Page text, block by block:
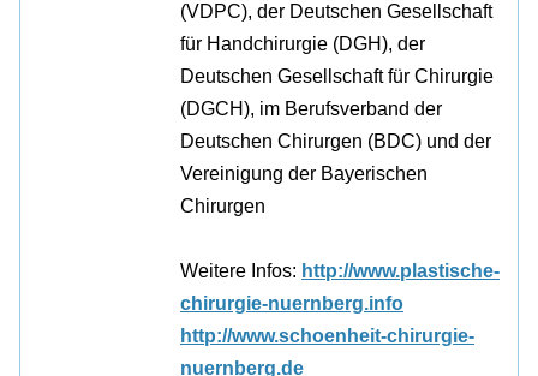
(VDPC), der Deutschen Gesellschaft
für Handchirurgie (DGH), der
Deutschen Gesellschaft für Chirurgie
(DGCH), im Berufsverband der
Deutschen Chirurgen (BDC) und der
Vereinigung der Bayerischen
Chirurgen
Weitere Infos: http://www.plastische-
chirurgie-nuernberg.info
http://www.schoenheit-chirurgie-
nuernberg.de